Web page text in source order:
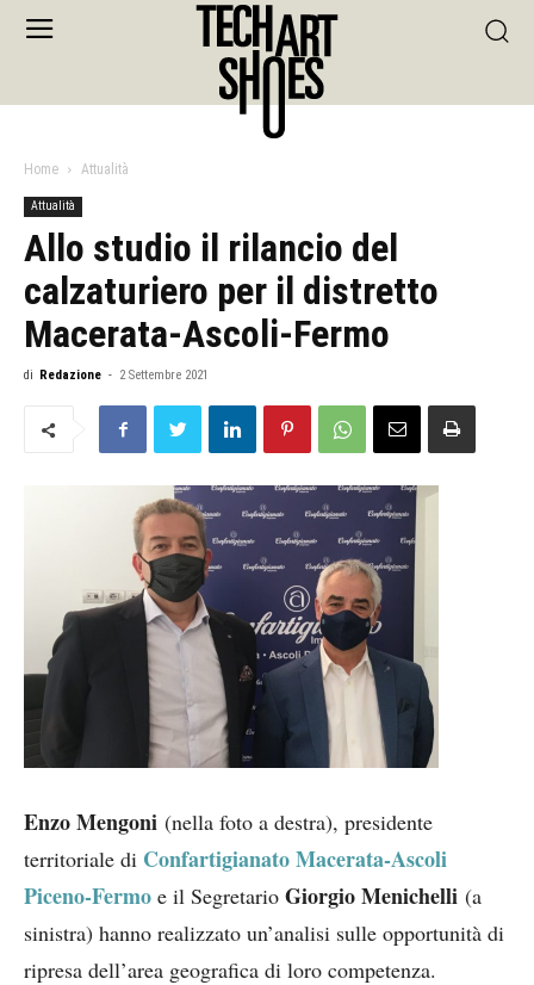
Home Attualità
Attualità
Allo studio il rilancio del
calzaturiero per il distretto
Macerata-Ascoli-Fermo
di Redazione - 2 Settembre 2021
Enzo Mengoni (nella foto a destra), presidente
territoriale di Confartigianato Macerata-Ascoli
Piceno-Fermo e il Segretario Giorgio Menichelli (a
sinistra) hanno realizzato un’analisi sulle opportunità di
ripresa dell’area geografica di loro competenza.